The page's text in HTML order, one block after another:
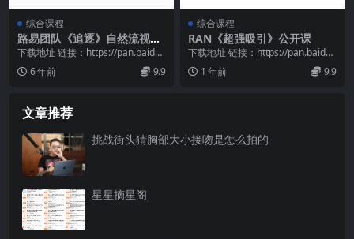
综合课程
路易团队《追逐》自然流视频
教程
下载地址 链接：https://pan.baidu.
com/s/12sI_9ve...
6 年前 9.9
综合课程
RAN《超强吸引》公开课
下载地址 链接：https://pan.baidu.
com/s/1SoR9X9l...
1 年前 9.9
文章推荐
挑战街头猜胸部大小接吻是怎么拍的
星星摘星阁